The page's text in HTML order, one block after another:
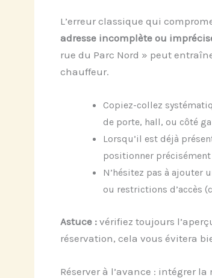
L’erreur classique qui
adresse incomplète ou
rue du Parc Nord » peut
chauffeur.
Copiez-collez
de porte, hall, ou côté
Lorsqu’il est déjà
positionner
N’hésitez pas à ajouter
ou restrictions d’accès
Astuce :vérifiez toujours
réservation, cela vous évitera
Réserver à l’avance : intégrer